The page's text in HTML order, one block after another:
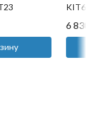
6